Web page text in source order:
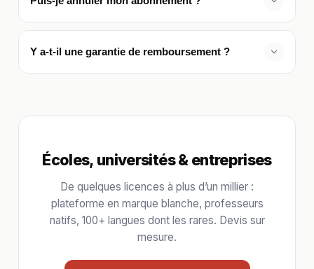
Oui, vous pouvez annuler à tout moment depuis votre
espace membre. Aucune pénalité, aucune relance
Y a-t-il une garantie de remboursement ?
Écoles, universités & entreprises
De quelques licences à plus d’un millier :
plateforme en marque blanche, professeurs
natifs, 100+ langues dont les rares. Devis sur
mesure.